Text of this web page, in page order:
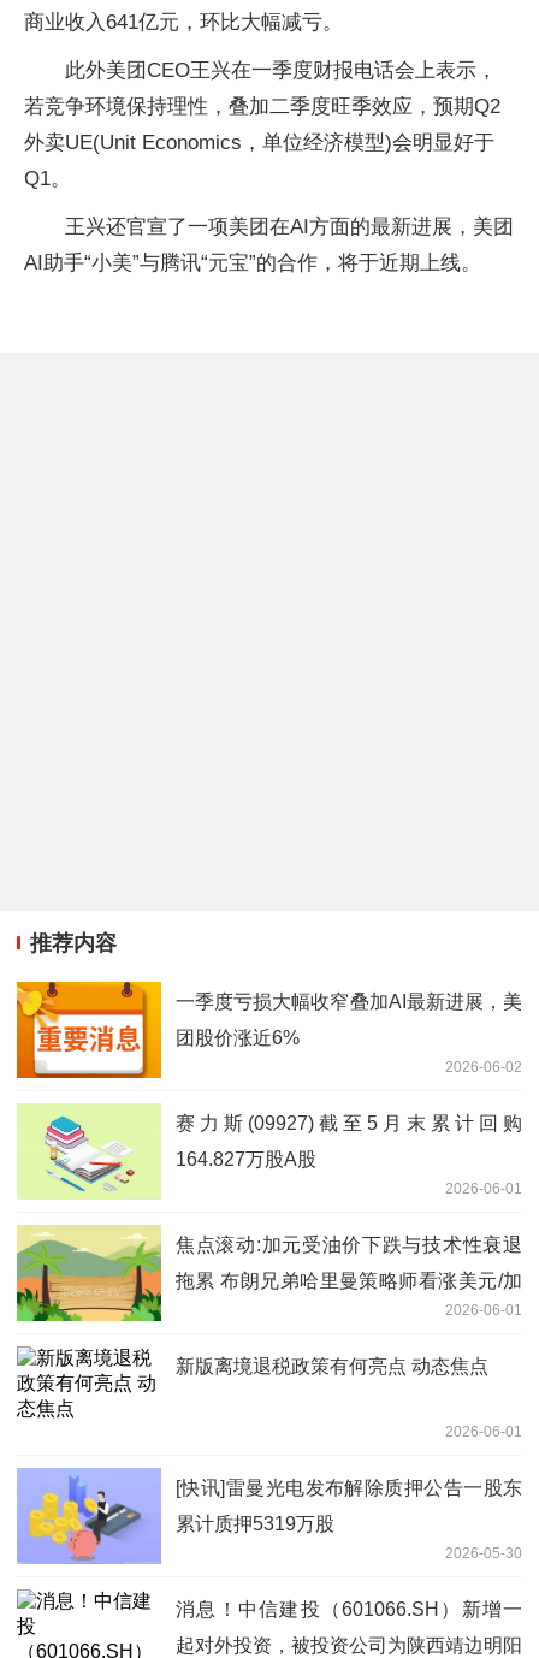
商业收入641亿元，环比大幅减亏。
此外美团CEO王兴在一季度财报电话会上表示，
若竞争环境保持理性，叠加二季度旺季效应，预期Q2
外卖UE(Unit Economics，单位经济模型)会明显好于
Q1。
王兴还官宣了一项美团在AI方面的最新进展，美团
AI助手“小美”与腾讯“元宝”的合作，将于近期上线。
推荐内容
一季度亏损大幅收窄叠加AI最新进展，美
团股价涨近6%
2026-06-02
赛力斯(09927)截至5月末累计回购
164.827万股A股
2026-06-01
焦点滚动:加元受油价下跌与技术性衰退
拖累 布朗兄弟哈里曼策略师看涨美元/加
2026-06-01
新版离境退税政策有何亮点 动态焦点
2026-06-01
[快讯]雷曼光电发布解除质押公告一股东
累计质押5319万股
2026-05-30
消息！中信建投（601066.SH）新增一
起对外投资，被投资公司为陕西靖边明阳